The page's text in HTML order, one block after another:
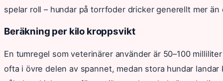
spelar roll – hundar på torrfoder dricker generellt mer
Beräkning per kilo kroppsvikt
En tumregel som veterinärer använder är 50–100
ofta i övre delen av spannet, medan stora hundar